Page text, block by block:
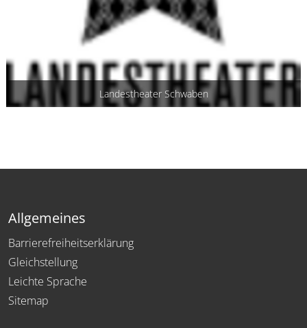
Landestheater Schwaben
Allgemeines
Barrierefreiheitserklärung
Gleichstellung
Leichte Sprache
Sitemap